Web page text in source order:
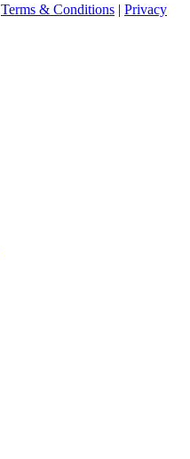
Terms & Conditions | Privacy